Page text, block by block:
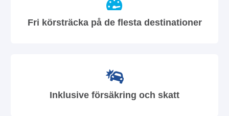
Fri körsträcka på de flesta destinationer
Inklusive försäkring och skatt